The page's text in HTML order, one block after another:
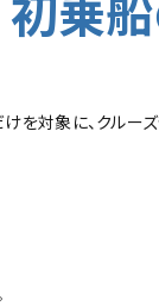
対象に、クルーズ